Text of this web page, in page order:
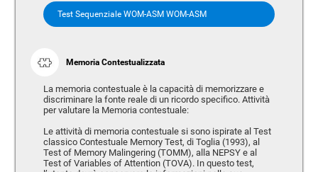
Test Sequenziale WOM-ASM WOM-ASM
Memoria Contestualizzata
La memoria contestuale è la capacità di memorizzare e
discriminare la fonte reale di un ricordo specifico. Attività
per valutare la Memoria contestuale:
Le attività di memoria contestuale si sono ispirate al Test
classico Contestuale Memory Test, di Toglia (1993), al
Test of Memory Malingering (TOMM), alla NEPSY e al
Test of Variables of Attention (TOVA). In questo test,